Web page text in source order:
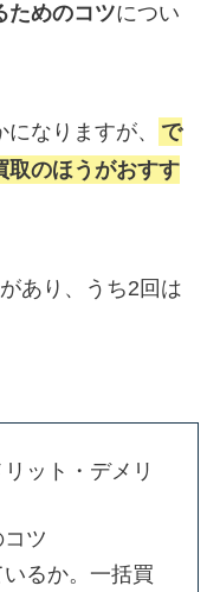
ためのコツについ
になりますが、
で
取のほうがおすす
あり、うち2回は
ット・デメリ
ツ
るか。一括買